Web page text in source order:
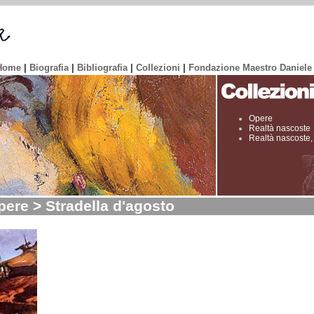
Biografia| Bibliografia| Collezioni Fondazione Maestro
Opere
Realtà nascoste
Realtà
> Stradella d'agosto